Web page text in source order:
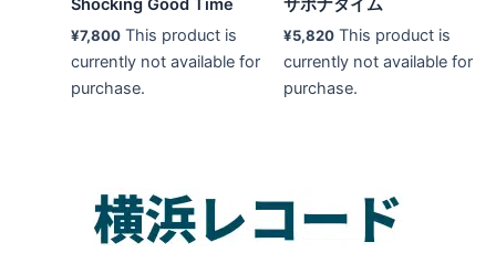
Shocking Good Time
¥7,800 This product is
currently not available for
purchase.
サポナタイム
¥5,820 This product is
currently not available for
purchase.